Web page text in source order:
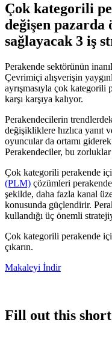
Çok kategorili
değişen pazarda
sağlayacak 3 iş
Perakende sektörünün
Çevrimiçi alışverişin
ayrışmasıyla çok
karşı karşıya kalıyor.
Perakendecilerin
değişikliklere hızlıca yanıt
oyuncular da ortamı
Perakendeciler, bu zorluklar
Çok kategorili perakende
(PLM) çözümleri
şekilde, daha fazla kanal
konusunda güçlendirir.
kullandığı üç önemli
Çok kategorili perakende
çıkarın.
Makaleyi İndir
Fill out this short